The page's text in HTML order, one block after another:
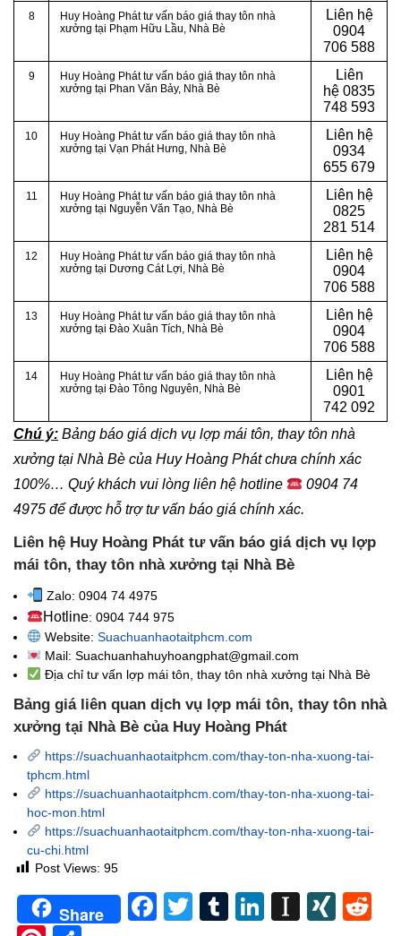
8
Huy Hoàng Phát tư vấn báo giá thay tôn nhà
xưởng tại Phạm Hữu Lầu, Nhà Bè
Liên hệ
0904
706 588
9
Huy Hoàng Phát tư vấn báo giá thay tôn nhà
xưởng tại Phan Văn Bảy, Nhà Bè
Liên
hệ 0835
748 593
10
Huy Hoàng Phát tư vấn báo giá thay tôn nhà
xưởng tại Vạn Phát Hưng, Nhà Bè
Liên hệ
0934
655 679
11
Huy Hoàng Phát tư vấn báo giá thay tôn nhà
xưởng tại Nguyễn Văn Tạo, Nhà Bè
Liên hệ
0825
281 514
12
Huy Hoàng Phát tư vấn báo giá thay tôn nhà
xưởng tại Dương Cát Lợi, Nhà Bè
Liên hệ
0904
706 588
13
Huy Hoàng Phát tư vấn báo giá thay tôn nhà
xưởng tại Đào Xuân Tích, Nhà Bè
Liên hệ
0904
706 588
14
Huy Hoàng Phát tư vấn báo giá thay tôn nhà
xưởng tại Đào Tông Nguyên, Nhà Bè
Liên hệ
0901
742 092
Chú ý: Bảng báo giá dịch vụ lợp mái tôn, thay tôn nhà
xưởng tại Nhà Bè của Huy Hoàng Phát chưa chính xác
100%… Quý khách vui lòng liên hệ hotline
0904 74
4975 để được hỗ trợ tư vấn báo giá chính xác.
Liên hệ Huy Hoàng Phát tư vấn báo giá dịch vụ lợp
mái tôn, thay tôn nhà xưởng tại Nhà Bè
Zalo: 0904 74 4975
Hotline: 0904 744 975
Website: Suachuanhaotaitphcm.com
Mail: Suachuanhahuyhoangphat@gmail.com
Địa chỉ tư vấn lợp mái tôn, thay tôn nhà xưởng tại Nhà Bè
Bảng giá liên quan dịch vụ lợp mái tôn, thay tôn nhà
xưởng tại Nhà Bè của Huy Hoàng Phát
https://suachuanhaotaitphcm.com/thay-ton-nha-xuong-tai-
tphcm.html
https://suachuanhaotaitphcm.com/thay-ton-nha-xuong-tai-
hoc-mon.html
https://suachuanhaotaitphcm.com/thay-ton-nha-xuong-tai-
cu-chi.html
Post Views: 95
Share Facebook
TwitterTumblrLinkedIn